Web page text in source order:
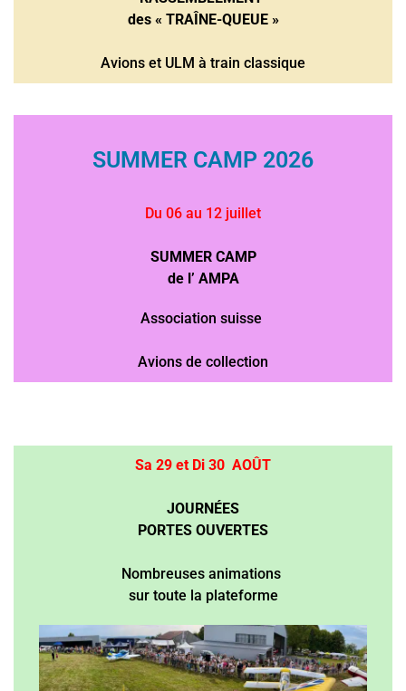
des « TRAÎNE-QUEUE »
Avions et ULM à train classique
SUMMER CAMP 2026
Du 06 au 12 juillet
SUMMER CAMP
de l’ AMPA
Association suisse
Avions de collection
Sa 29 et Di 30 AOÛT
JOURNÉES
PORTES OUVERTES
Nombreuses animations
sur toute la plateforme